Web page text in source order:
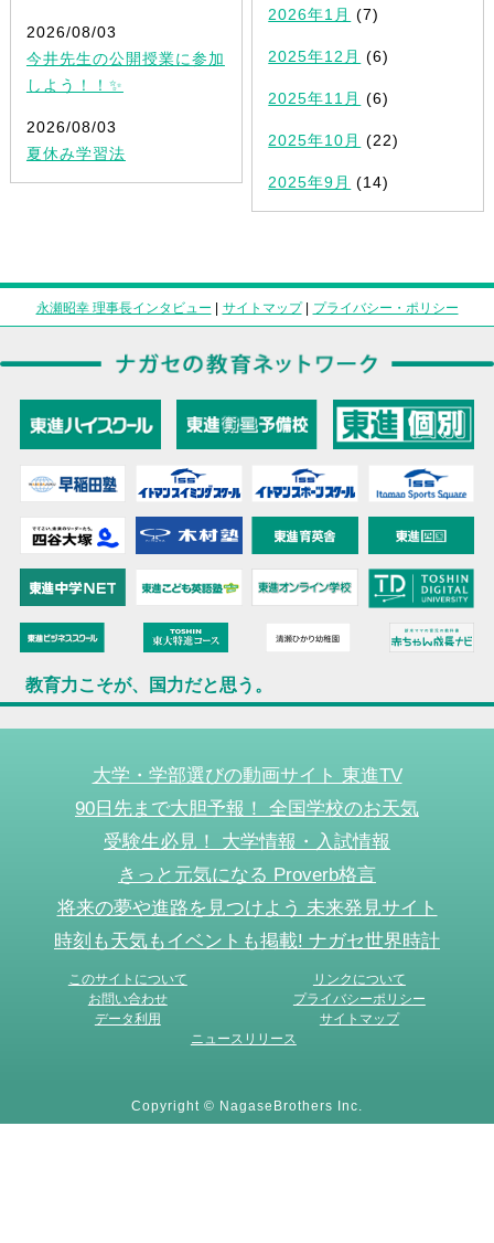
2026/08/03
今井先生の公開授業に参加
しよう！！✨
2026/08/03
夏休み学習法
2026年1月 (7)
2025年12月 (6)
2025年11月 (6)
2025年10月 (22)
2025年9月 (14)
永瀬昭幸 理事長インタビュー | サイトマップ| プライバシー・ポリシー
教育力こそが、国力だと思う。
大学・学部選びの動画サイト 東進TV
90日先まで大胆予報！ 全国学校のお天気
受験生必見！ 大学情報・入試情報
きっと元気になる Proverb格言
将来の夢や進路を見つけよう 未来発見サイト
時刻も天気もイベントも掲載! ナガセ世界時計
このサイトについて
リンクについて
お問い合わせ
プライバシーポリシー
データ利用
サイトマップ
ニュースリリース
Copyright © NagaseBrothers Inc.